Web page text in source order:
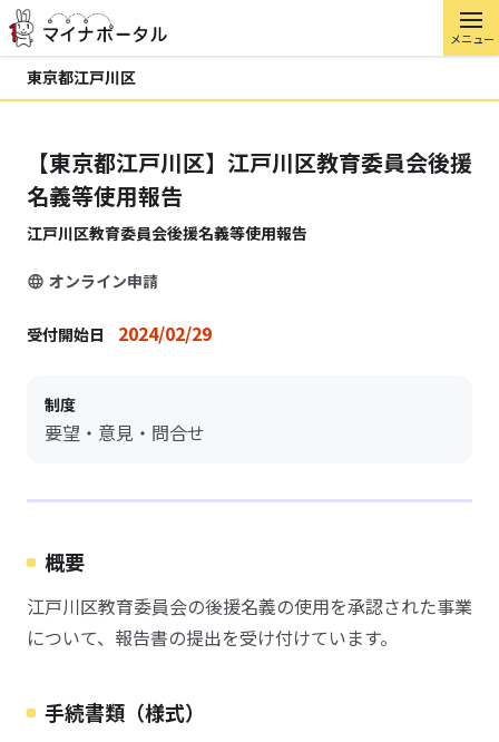
メニュー
東京都江戸川区
【東京都江戸川区】江戸川区教育委員会後援
名義等使用報告
江戸川区教育委員会後援名義等使用報告
オンライン申請
受付開始日 2024/02/29
制度
要望・意見・問合せ
概要
江戸川区教育委員会の後援名義の使用を承認された事業
について、報告書の提出を受け付けています。
手続書類（様式）